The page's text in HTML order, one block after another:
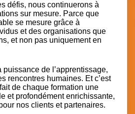
défis, nous continuerons à
sur mesure. Parce que
se mesure grâce à
et des organisations que
et non pas uniquement en
puissance de l’apprentissage,
rencontres humaines. Et c’est
de chaque formation une
et profondément enrichissante,
nos clients et partenaires.